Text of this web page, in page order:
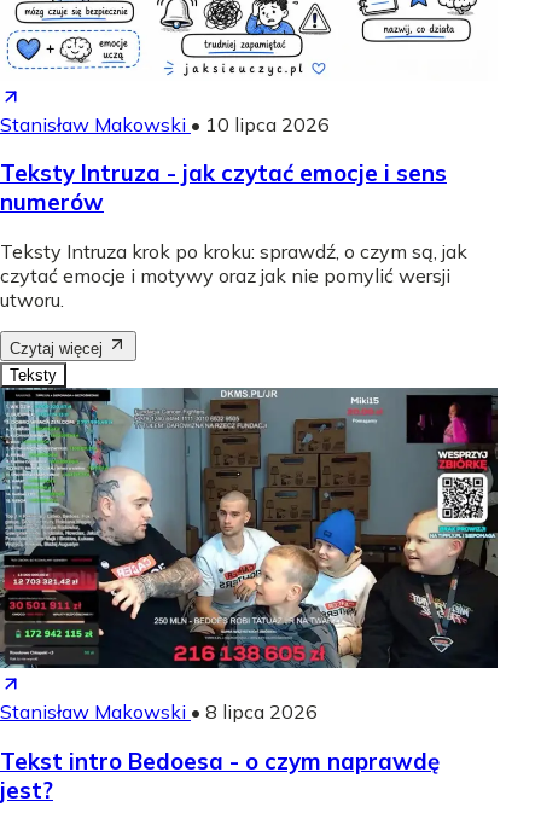
Stanisław Makowski • 10 lipca 2026
Teksty Intruza - jak czytać emocje i sens
numerów
Teksty Intruza krok po kroku: sprawdź, o czym są, jak
czytać emocje i motywy oraz jak nie pomylić wersji
utworu.
Czytaj więcej
Teksty
Stanisław Makowski • 8 lipca 2026
Tekst intro Bedoesa - o czym naprawdę
jest?